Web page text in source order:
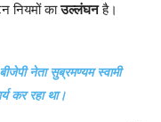
नियमों काउल्लंघनहै।
नेता सुब्रमण्यम स्वामी
कर रहा था।